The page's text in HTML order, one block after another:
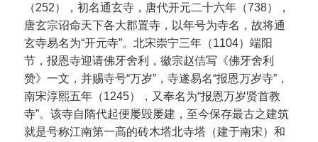
（252），初名通玄寺，唐代开元二十六年（738），
唐玄宗诏命天下各大郡置寺，以年号为寺名，故将通
玄寺易名为“开元寺”。北宋崇宁三年（1104）端阳
节，报恩寺迎请佛牙舍利，徽宗赵佶写《佛牙舍利
赞》一文，并赐寺号“万岁”，寺遂易名“报恩万岁寺”，
南宋淳熙五年（1245），又奉名为“报恩万岁贤首教
寺”。该寺自隋代起便屡毁屡建，至今保存最古之建筑
就是号称江南第一高的砖木塔北寺塔（建于南宋）和